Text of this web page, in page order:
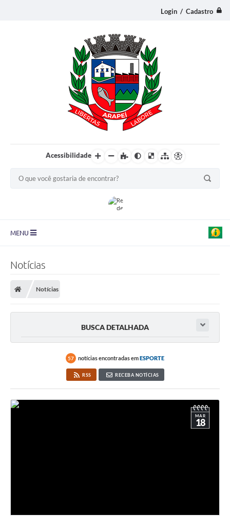
Login / Cadastro
Acessibilidade
MENU
Notícias
Notícias
BUSCA DETALHADA
57 notícias encontradas emESPORTE
RSS RECEBA NOTÍCIAS
MAR
18